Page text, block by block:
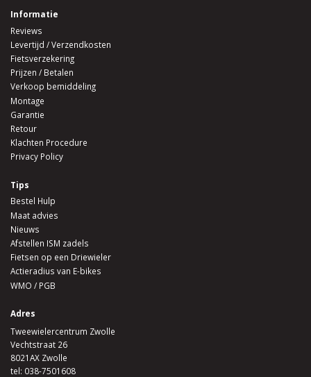
Informatie
Reviews
Levertijd / Verzendkosten
Fietsverzekering
Prijzen / Betalen
Verkoop bemiddeling
Montage
Garantie
Retour
Klachten Procedure
Privacy Policy
Tips
Bestel Hulp
Maat advies
Nieuws
Afstellen ISM zadels
Fietsen op een Driewieler
Actieradius van E-bikes
WMO / PGB
Adres
Tweewielercentrum Zwolle
Vechtstraat 26
8021AX Zwolle
tel: 038-7501608